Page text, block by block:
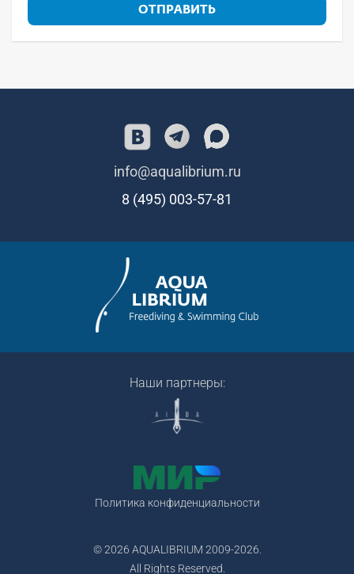
ОТПРАВИТЬ
info@aqualibrium.ru
8 (495) 003-57-81
Наши партнеры:
Политика конфиденциальности
© 2026 AQUALIBRIUM 2009-2026.
All Rights Reserved.